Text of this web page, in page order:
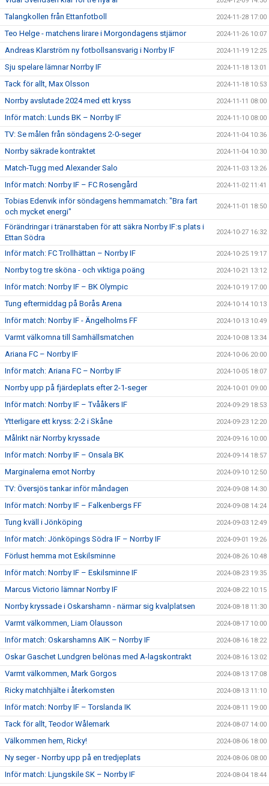
Talangkollen från Ettanfotboll 2024-11-28 17:00
Teo Helge - matchens lirare i Morgondagens stjärnor 2024-11-26 10:07
Andreas Klarström ny fotbollsansvarig i Norrby IF 2024-11-19 12:25
Sju spelare lämnar Norrby IF 2024-11-18 13:01
Tack för allt, Max Olsson 2024-11-18 10:53
Norrby avslutade 2024 med ett kryss 2024-11-11 08:00
Inför match: Lunds BK – Norrby IF 2024-11-10 08:00
TV: Se målen från söndagens 2-0-seger 2024-11-04 10:36
Norrby säkrade kontraktet 2024-11-04 10:30
Match-Tugg med Alexander Salo 2024-11-03 13:26
Inför match: Norrby IF – FC Rosengård 2024-11-02 11:41
Tobias Edenvik inför söndagens hemmamatch: "Bra fart
och mycket energi"
2024-11-01 18:50
Förändringar i tränarstaben för att säkra Norrby IF:s plats i
Ettan Södra
2024-10-27 16:32
Inför match: FC Trollhättan – Norrby IF 2024-10-25 19:17
Norrby tog tre sköna - och viktiga poäng 2024-10-21 13:12
Inför match: Norrby IF – BK Olympic 2024-10-19 17:00
Tung eftermiddag på Borås Arena 2024-10-14 10:13
Inför match: Norrby IF - Ängelholms FF 2024-10-13 10:49
Varmt välkomna till Samhällsmatchen 2024-10-08 13:34
Ariana FC – Norrby IF 2024-10-06 20:00
Inför match: Ariana FC – Norrby IF 2024-10-05 18:07
Norrby upp på fjärdeplats efter 2-1-seger 2024-10-01 09:00
Inför match: Norrby IF – Tvååkers IF 2024-09-29 18:53
Ytterligare ett kryss: 2-2 i Skåne 2024-09-23 12:20
Målrikt när Norrby kryssade 2024-09-16 10:00
Inför match: Norrby IF – Onsala BK 2024-09-14 18:57
Marginalerna emot Norrby 2024-09-10 12:50
TV: Översjös tankar inför måndagen 2024-09-08 14:30
Inför match: Norrby IF – Falkenbergs FF 2024-09-08 14:24
Tung kväll i Jönköping 2024-09-03 12:49
Inför match: Jönköpings Södra IF – Norrby IF 2024-09-01 19:26
Förlust hemma mot Eskilsminne 2024-08-26 10:48
Inför match: Norrby IF – Eskilsminne IF 2024-08-23 19:35
Marcus Victorio lämnar Norrby IF 2024-08-22 10:15
Norrby kryssade i Oskarshamn - närmar sig kvalplatsen 2024-08-18 11:30
Varmt välkommen, Liam Olausson 2024-08-17 10:00
Inför match: Oskarshamns AIK – Norrby IF 2024-08-16 18:22
Oskar Gaschet Lundgren belönas med A-lagskontrakt 2024-08-16 13:02
Varmt välkommen, Mark Gorgos 2024-08-13 17:08
Ricky matchhjälte i återkomsten 2024-08-13 11:10
Inför match: Norrby IF – Torslanda IK 2024-08-11 19:00
Tack för allt, Teodor Wålemark 2024-08-07 14:00
Välkommen hem, Ricky! 2024-08-06 18:00
Ny seger - Norrby upp på en tredjeplats 2024-08-06 08:00
Inför match: Ljungskile SK – Norrby IF 2024-08-04 18:44